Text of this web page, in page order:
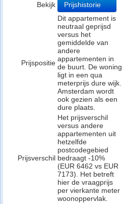
Bekijk Prijshistorie
Prijspositie
Dit appartement is
neutraal geprijsd
versus het
gemiddelde van
andere
appartementen in
de buurt. De woning
ligt in een qua
meterprijs dure wijk.
Amsterdam wordt
ook gezien als een
dure plaats.
Prijsverschil
Het prijsverschil
versus andere
appartementen uit
hetzelfde
postcodegebied
bedraagt -10%
(EUR 6462 vs EUR
7173). Het betreft
hier de vraagprijs
per vierkante meter
woonoppervlak.